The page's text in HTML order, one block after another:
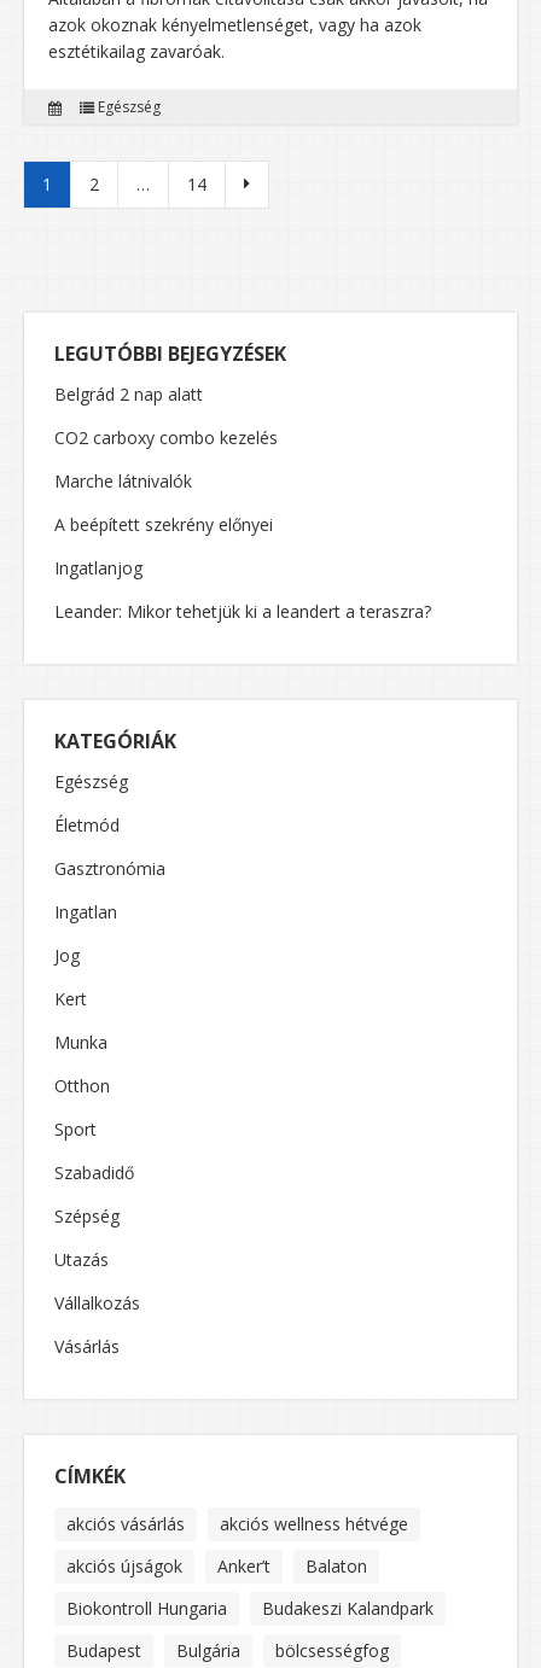
azok okoznak kényelmetlenséget, vagy ha azok
esztétikailag zavaróak.
Egészség
Bejegyzések lapozása
1 2 … 14
LEGUTÓBBI BEJEGYZÉSEK
Belgrád 2 nap alatt
CO2 carboxy combo kezelés
Marche látnivalók
A beépített szekrény előnyei
Ingatlanjog
Leander: Mikor tehetjük ki a leandert a teraszra?
KATEGÓRIÁK
Egészség
Életmód
Gasztronómia
Ingatlan
Jog
Kert
Munka
Otthon
Sport
Szabadidő
Szépség
Utazás
Vállalkozás
Vásárlás
CÍMKÉK
akciós vásárlás
akciós wellness hétvége
akciós újságok
Anker’t
Balaton
Biokontroll Hungaria
Budakeszi Kalandpark
Budapest
Bulgária
bölcsességfog